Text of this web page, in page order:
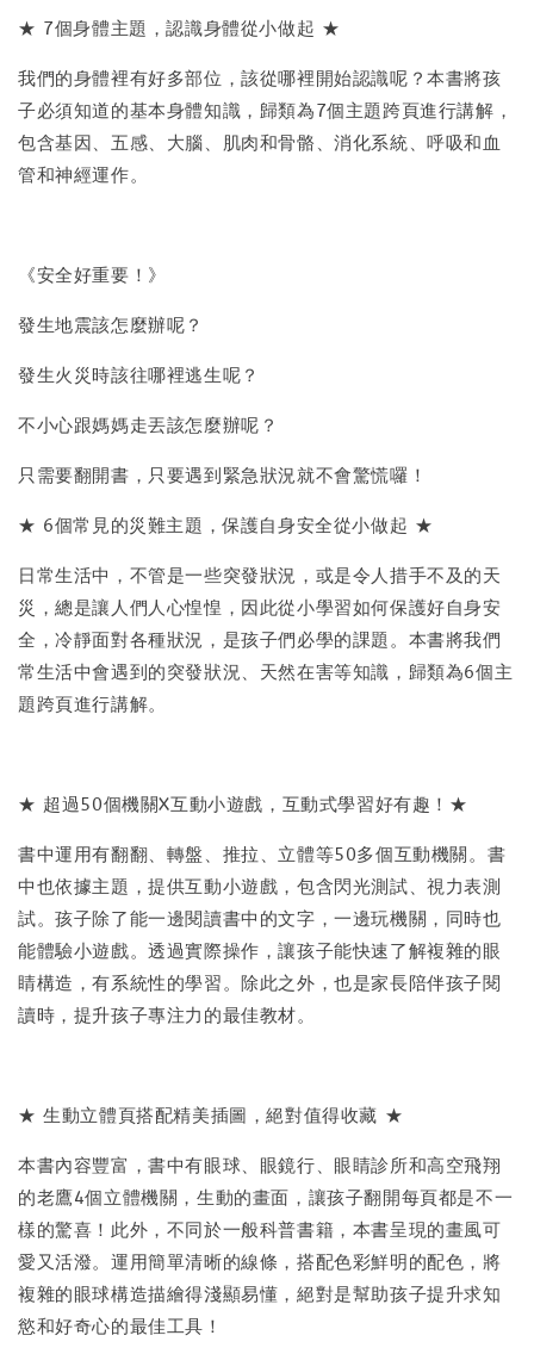
★ 7個身體主題，認識身體從小做起 ★
我們的身體裡有好多部位，該從哪裡開始認識呢？本書將孩
子必須知道的基本身體知識，歸類為7個主題跨頁進行講解，
包含基因、五感、大腦、肌肉和骨骼、消化系統、呼吸和血
管和神經運作。
《安全好重要！》
發生地震該怎麼辦呢？
發生火災時該往哪裡逃生呢？
不小心跟媽媽走丟該怎麼辦呢？
只需要翻開書，只要遇到緊急狀況就不會驚慌囉！
★ 6個常見的災難主題，保護自身安全從小做起 ★
日常生活中，不管是一些突發狀況，或是令人措手不及的天
災，總是讓人們人心惶惶，因此從小學習如何保護好自身安
全，冷靜面對各種狀況，是孩子們必學的課題。本書將我們
常生活中會遇到的突發狀況、天然在害等知識，歸類為6個主
題跨頁進行講解。
★ 超過50個機關X互動小遊戲，互動式學習好有趣！★
書中運用有翻翻、轉盤、推拉、立體等50多個互動機關。書
中也依據主題，提供互動小遊戲，包含閃光測試、視力表測
試。孩子除了能一邊閱讀書中的文字，一邊玩機關，同時也
能體驗小遊戲。透過實際操作，讓孩子能快速了解複雜的眼
睛構造，有系統性的學習。除此之外，也是家長陪伴孩子閱
讀時，提升孩子專注力的最佳教材。
★ 生動立體頁搭配精美插圖，絕對值得收藏 ★
本書內容豐富，書中有眼球、眼鏡行、眼睛診所和高空飛翔
的老鷹4個立體機關，生動的畫面，讓孩子翻開每頁都是不一
樣的驚喜！此外，不同於一般科普書籍，本書呈現的畫風可
愛又活潑。運用簡單清晰的線條，搭配色彩鮮明的配色，將
複雜的眼球構造描繪得淺顯易懂，絕對是幫助孩子提升求知
慾和好奇心的最佳工具！